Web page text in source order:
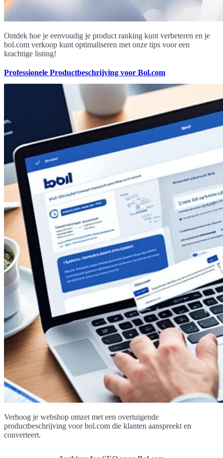
Ontdek hoe je eenvoudig je product ranking kunt verbeteren en je
bol.com verkoop kunt optimaliseren met onze tips voor een
krachtige listing!
Professionele Productbeschrijving voor Bol.com
Verhoog je webshop omzet met een overtuigende
productbeschrijving voor bol.com die klanten aanspreekt en
converteert.